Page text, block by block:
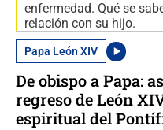
enfermedad. Qué se
relación con su hijo.
Papa León XIV
De obispo a Papa:
regreso de León
espiritual del